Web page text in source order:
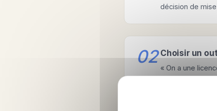
décision de
02 Choisir un
« On a une